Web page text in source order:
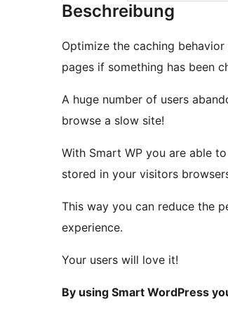
Beschreibung
Optimize the caching
pages if something has been
A huge number of users
browse a slow site!
With Smart WP you are able
stored in your visitors
This way you can reduce the
experience.
Your users will love it!
By using Smart WordPress